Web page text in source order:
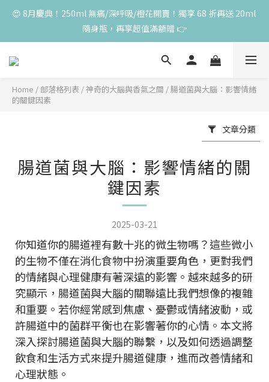
😍 8月慶典！250ml 無痛/深呼吸/橙花開賣！獨享 68 折再送 20ml
隨身瓶，再享超值滿額贈 👉
😍 8月慶典！250ml 無痛/深呼吸/橙花開賣！獨享 68 折再送 20ml
隨身瓶，再享超值滿額贈 👉
😍 50ml 任一瓶結帳享 8 折，任三瓶享 75 折，任五瓶享 7 折！想
單筆滿 3000 元，加贈丰胸彈力10ml一瓶，限量送完為止
😍 8月慶典！250ml 無痛/深呼吸/橙花開賣！獨享 68 折再送 20ml
Home / 部落格列表 /神奇的大腦與香氣之間 /腸道菌與大腦：影響情緒
的關鍵因素
文章分類
腸道菌與大腦：影響情緒的關
鍵因素
2025-03-21
你知道你的腸道裡有數十兆的微生物嗎？這些微小
的生物不僅在消化食物中扮演重要角色，更對我們
的情緒與心理健康有著深遠的影響。越來越多的研
究顯示，腸道菌與大腦的關聯遠比我們想像的複雜
和重要。若你經常感到焦慮、憂鬱或情緒波動，或
許腸道中的菌群平衡也在影響著你的心情。本文將
深入探討腸道菌與大腦的聯繫，以及如何透過調整
飲食和生活方式來提升腸道健康，進而改善情緒和
心理狀態。